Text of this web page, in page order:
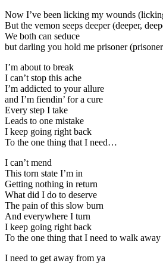
Now I’ve been licking my wounds
But the vemon seeps deeper (deeper,
We both can seduce
but darling you hold me prisoner
I’m about to break
I can’t stop this ache
I’m addicted to your allure
and I’m fiendin’ for a cure
Every step I take
Leads to one mistake
I keep going right back
To the one thing that I need…
I can’t mend
This torn state I’m in
Getting nothing in return
What did I do to deserve
The pain of this slow burn
And everywhere I turn
I keep going right back
To the one thing that I need to walk
I need to get away from ya